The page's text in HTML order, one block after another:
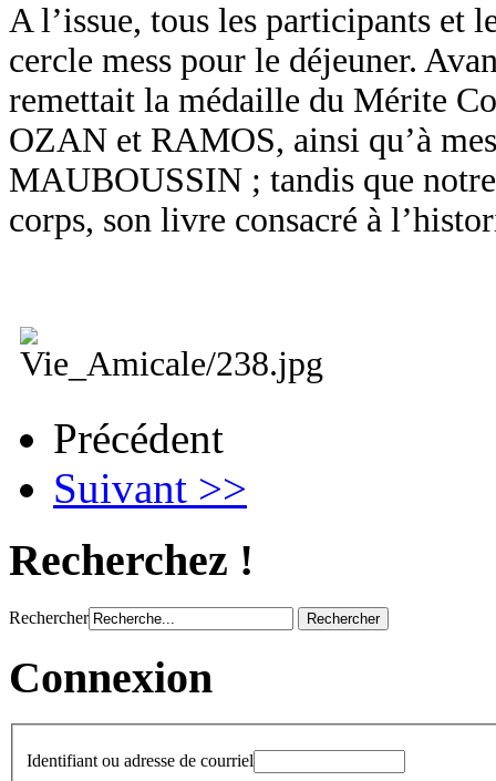
A l’issue, tous les participants et
cercle mess pour le déjeuner.
remettait la médaille du Mérite
OZAN et RAMOS, ainsi qu’à
MAUBOUSSIN ; tandis que
corps, son livre consacré à
Précédent
Suivant >>
Recherchez !
Rechercher
Connexion
Identifiant ou adresse de courriel